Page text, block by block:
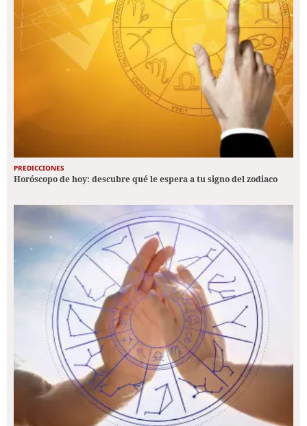
PREDICCIONES
Horóscopo de hoy: descubre qué le espera a tu signo del zodiaco